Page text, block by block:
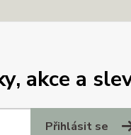
akce a
Přihlásit se